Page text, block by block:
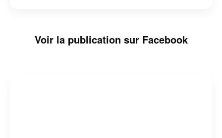
Voir la publication sur Facebook